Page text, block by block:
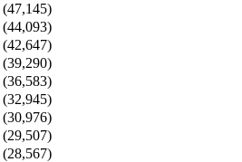
(47,145)
(44,093)
(42,647)
(39,290)
(36,583)
(32,945)
(30,976)
(29,507)
(28,567)